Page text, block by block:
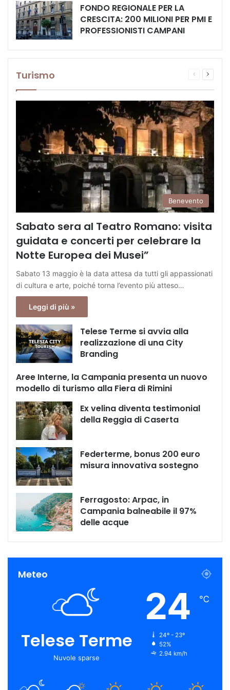
FONDO REGIONALE PER LA
CRESCITA: 200 MILIONI PER PMI E
PROFESSIONISTI CAMPANI
Turismo
Pagina
Benevento
Sabato sera al Teatro Romano: visita
guidata e concerti per celebrare la
Notte Europea dei Musei”
Sabato 13 maggio è la data attesa da tutti gli appassionati
di cultura e arte, poiché torna l’evento più atteso…
Leggi di più »
Telese Terme si avvia alla
realizzazione di una City
Branding
Aree Interne, la Campania presenta un nuovo
modello di turismo alla Fiera di Rimini
Ex velina diventa testimonial
della Reggia di Caserta
Federterme, bonus 200 euro
misura innovativa sostegno
Ferragosto: Arpac, in
Campania balneabile il 97%
delle acque
Meteo
Telese Terme
Nuvole sparse
24 ℃
24º - 23º
52%
2.94 km/h